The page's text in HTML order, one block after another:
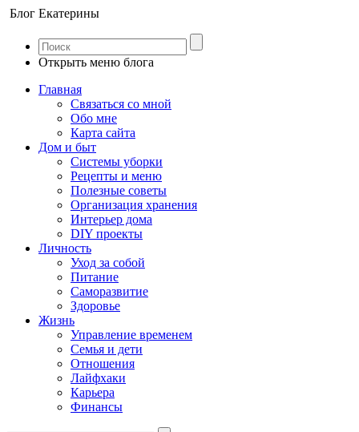
Блог Екатерины
Открыть меню блога
Главная
Связаться со мной
Обо мне
Карта сайта
Дом и быт
Системы уборки
Рецепты и меню
Полезные советы
Организация хранения
Интерьер дома
DIY проекты
Личность
Уход за собой
Питание
Саморазвитие
Здоровье
Жизнь
Управление временем
Семья и дети
Отношения
Лайфхаки
Карьера
Финансы